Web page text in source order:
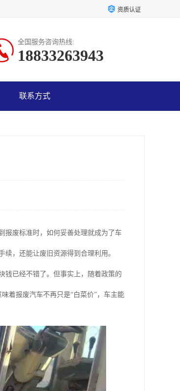
资质认证
全国服务咨询热线:
18833263943
联系方式
报废标准时，如何妥善处理就成为了车
，还能让废旧资源得到合理利用。
钱已经不错了。但事实上，随着政策的
着报废汽车不再只是“白菜价”，车主能